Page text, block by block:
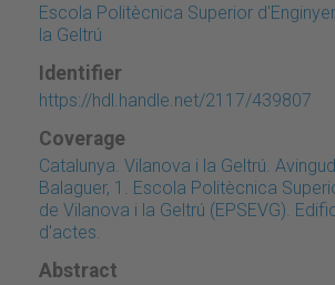
Escola Politècnica Superior
la Geltrú
Identifier
https://hdl.handle.net/2117/439807
Coverage
Catalunya. Vilanova i la Geltrú.
Balaguer, 1. Escola Politècnica
de Vilanova i la Geltrú (EPSEVG).
d'actes.
Abstract